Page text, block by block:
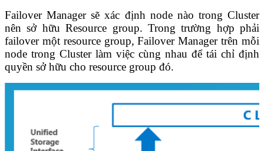
Failover Manager sẽ xác định node nào trong Cluster
nên sở hữu Resource group. Trong trường hợp phải
failover một resource group, Failover Manager trên mỗi
node trong Cluster làm việc cùng nhau để tái chỉ định
quyền sở hữu cho resource group đó.